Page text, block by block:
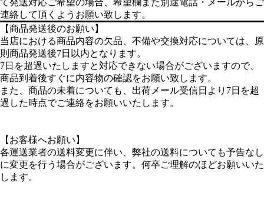
【クーリングオフ】
クーリングオフは訪問販売・電話勧誘販売などに適用される制
度で、通信販売には法律上、クーリングオフの規定が無く、当
店はお客様ご自身の意思でご注文を頂いておりますので適用さ
れませんので御注意下さい。
【免責事項】
販売商品に付随する、何らかのトラブルや損失・損害等につき
ましては一切責任を問わないものとします。
●免責事項の一例
・お問い合わせ時に発生した電話料金など。
・納期遅延による予定していたイベント等のキャンセル料。
〇お客様都合による返品・返金はお受けしておりませんが、ど
うしてもご希望の場合、下記の手数料がかかります。